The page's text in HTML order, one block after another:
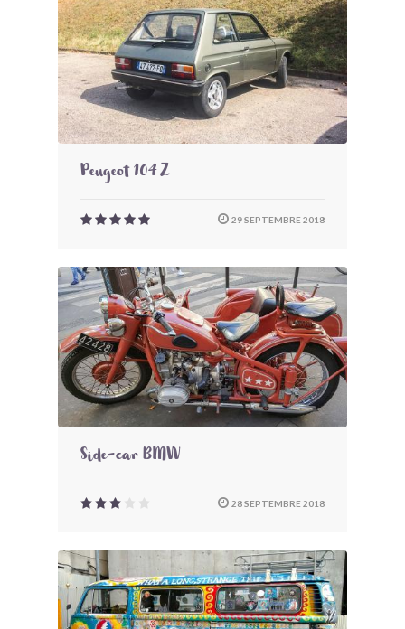
Peugeot 104 Z
29 SEPTEMBRE 2018
Side-car BMW
28 SEPTEMBRE 2018